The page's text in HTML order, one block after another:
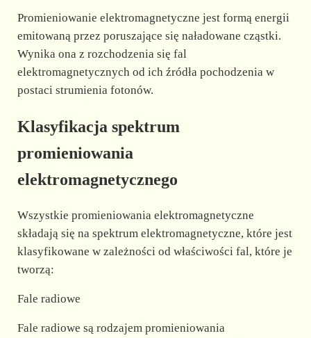
d
e
Promieniowanie elektromagnetyczne jest formą energii
emitowaną przez poruszające się naładowane cząstki.
Wynika ona z rozchodzenia się fal
elektromagnetycznych od ich źródła pochodzenia w
postaci strumienia fotonów.
Klasyfikacja spektrum
promieniowania
elektromagnetycznego
Wszystkie promieniowania elektromagnetyczne
składają się na spektrum elektromagnetyczne, które jest
klasyfikowane w zależności od właściwości fal, które je
tworzą:
Fale radiowe
Fale radiowe są rodzajem promieniowania